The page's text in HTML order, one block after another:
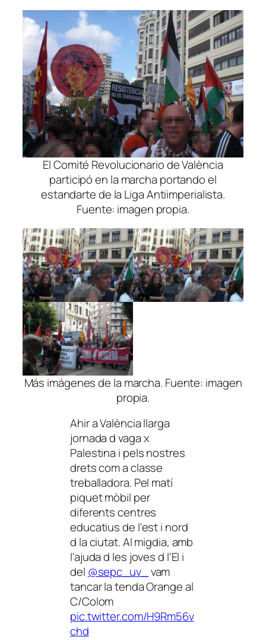
El Comité Revolucionario de València
participó en la marcha portando el
estandarte de la Liga Antiimperialista.
Fuente: imagen propia.
Más imágenes de la marcha. Fuente: imagen
propia.
Ahir a València llarga
jornada d vaga x
Palestina i pels nostres
drets com a classe
treballadora. Pel matí
piquet mòbil per
diferents centres
educatius de l'est i nord
d la ciutat. Al migdia, amb
l'ajuda d les joves d l'EI i
del @sepc_uv_vam
tancar la tenda Orange al
C/Colom
pic.twitter.com/H9Rm56v
chd